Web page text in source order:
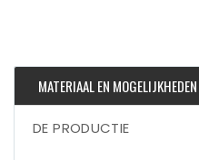
MATERIAAL EN MOGELIJKHEDEN
DE PRODUCTIE